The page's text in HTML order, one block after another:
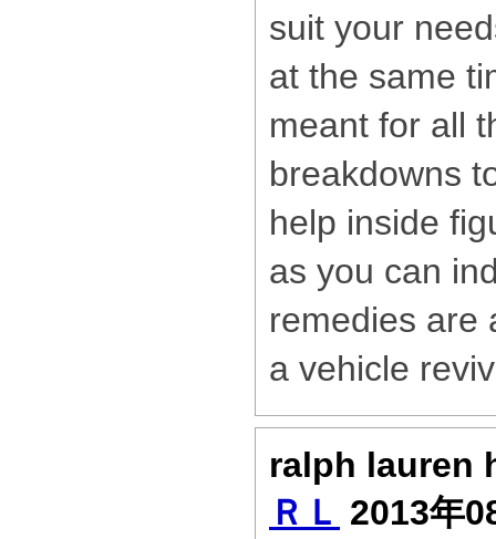
suit your
at the same
meant for all
breakdowns
help inside
as you can
remedies are
a vehicle
ralph lauren
ＲＬ 2013年